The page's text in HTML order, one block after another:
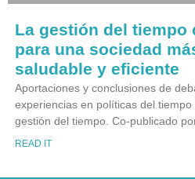
La gestión del tiempo
para una sociedad
saludable y eficiente
Aportaciones y conclusiones de
experiencias en políticas del
gestión del tiempo. Co-publicado
READ IT